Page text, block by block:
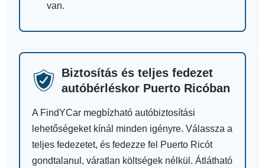
van.
Biztosítás és teljes fedezet
autóbérléskor Puerto Ricóban
A FindYCar megbízható autóbiztosítási
lehetőségeket kínál minden igényre. Válassza a
teljes fedezetet, és fedezze fel Puerto Ricót
gondtalanul, váratlan költségek nélkül. Átlátható